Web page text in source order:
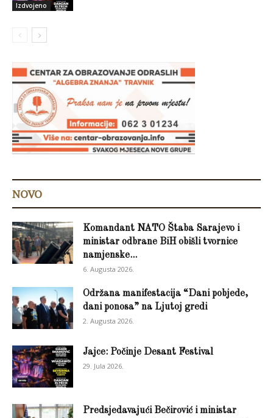
Izdvojeno
NOVO
Komandant NATO Štaba Sarajevo i
ministar odbrane BiH obišli tvornice
namjenske...
6. Augusta 2026.
Održana manifestacija “Dani pobjede,
dani ponosa” na Ljutoj gredi
2. Augusta 2026.
Jajce: Počinje Desant Festival
29. Jula 2026.
Predsjedavajući Bečirović i ministar